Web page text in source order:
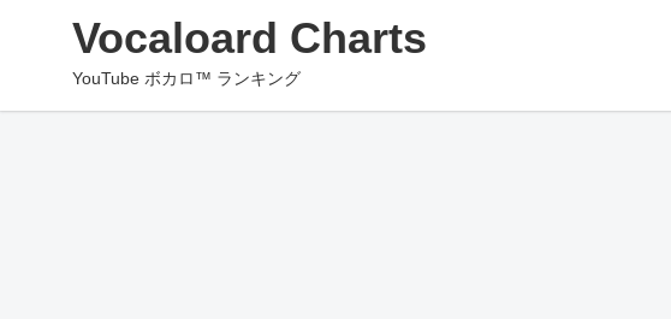
Vocaloard Charts
YouTube ボカロ™ ランキング